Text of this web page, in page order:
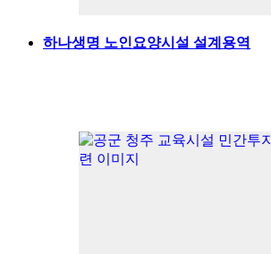
하나생명 노인요양시설 설계용역